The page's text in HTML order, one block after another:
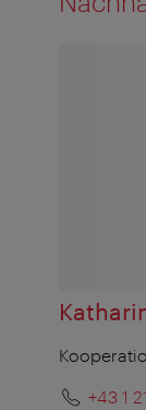
+43 1